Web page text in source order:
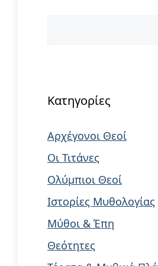
Κατηγορίες
Αρχέγονοι Θεοί
Οι Τιτάνες
Ολύμπιοι Θεοί
Ιστορίες Μυθολογίας
Μύθοι & Έπη
Θεότητες